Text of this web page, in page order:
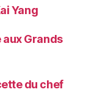
Yang
aux Grands
du chef